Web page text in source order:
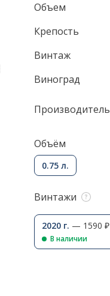
Объем
Крепость
Винтаж
Виноград
Производитель
Объём
0.75 л.
Винтажи
2020 г. — 1590 ₽
В наличии